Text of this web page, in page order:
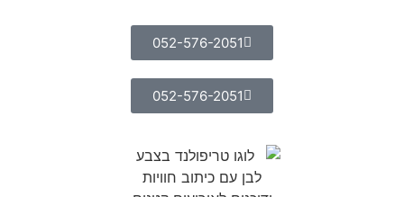
052-576-2051
052-576-2051